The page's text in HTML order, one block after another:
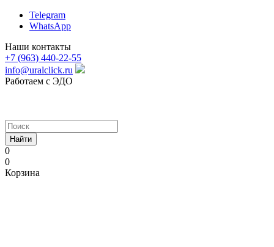
Telegram
WhatsApp
Наши контакты
+7 (963) 440-22-55
info@uralclick.ru
Работаем с ЭДО
Найти
0
0
Корзина